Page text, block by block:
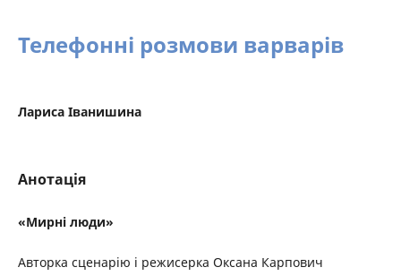
Телефонні розмови варварів
Лариса Іванишина
Анотація
«Мирні люди»
Авторка сценарію і режисерка Оксана Карпович